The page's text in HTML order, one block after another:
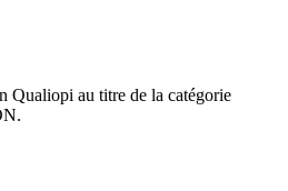
Qualiopi au titre de la catégorie